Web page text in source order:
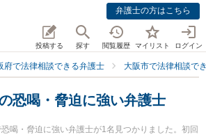
弁護士の方はこちら
投稿する 探す 閲覧履歴 マイリスト ログイン
府で法律相談できる弁護士 大阪市で法律相談で
恐喝・脅迫に強い弁護士
喝・脅迫に強い弁護士が1名見つかりました。初回